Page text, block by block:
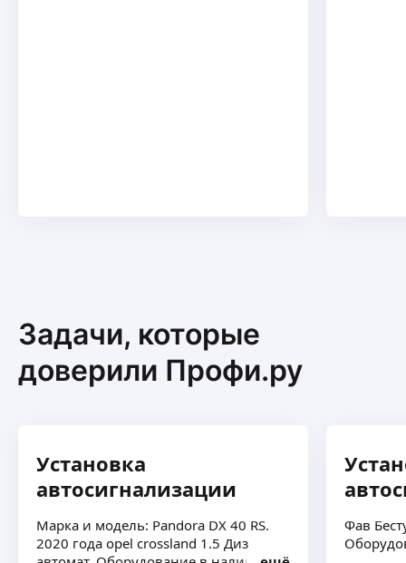
Задачи, которые
доверили Профи.ру
Установка
автосигнализации
Марка и модель: Pandora DX 40 RS.
2020 года opel crossland 1.5 Диз
Фав